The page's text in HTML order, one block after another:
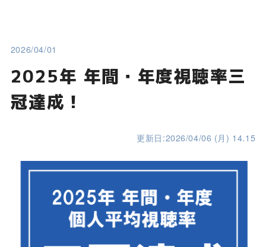
2026/04/01
2025年 年間・年度視聴率三
冠達成！
更新日:2026/04/06 (月) 14.15